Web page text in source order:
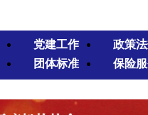
党建工作
政策
团体标准
保险